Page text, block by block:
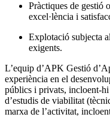
Pràctiques de gestió
excel·lència i
Explotació subjecta
exigents.
L’equip d’APK Gestió
experiència en el
públics i privats, incloent-
d’estudis de viabilitat
marxa de l’activitat,